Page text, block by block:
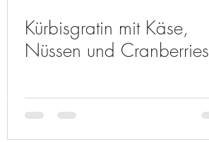
Kürbisgratin mit Käse,
Nüssen und Cranberries